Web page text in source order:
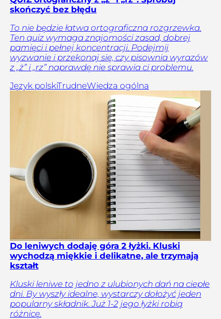
skończyć bez błędu
To nie będzie łatwa ortograficzna rozgrzewka.
Ten quiz wymaga znajomości zasad, dobrej
pamięci i pełnej koncentracji. Podejmij
wyzwanie i przekonaj się, czy pisownia wyrazów
z „ż” i „rz” naprawdę nie sprawia ci problemu.
Język polskiTrudneWiedza ogólna
Do leniwych dodaję góra 2 łyżki. Kluski
wychodzą miękkie i delikatne, ale trzymają
kształt
Kluski leniwe to jedno z ulubionych dań na ciepłe
dni. By wyszły idealne, wystarczy dołożyć jeden
popularny składnik. Już 1-2 jego łyżki robią
różnicę.